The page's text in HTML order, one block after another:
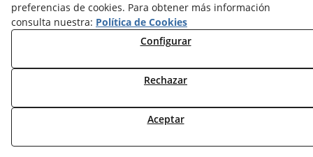
NOTICIAS ACS
TARIFAS FABRICANTES
TRABAJA CON NOSOTROS
preferencias de cookies. Para obtener más información
consulta nuestra: Política de Cookies
Configurar
Rechazar
Aceptar